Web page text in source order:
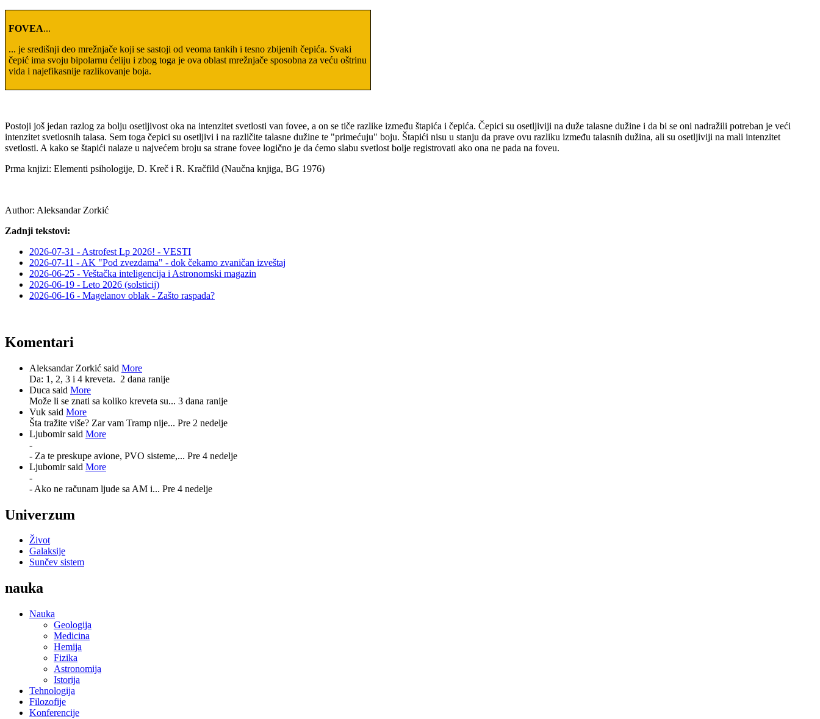
FOVEA...
... je središnji deo mrežnjače koji se sastoji od veoma tankih i tesno zbijenih čepića. Svaki
čepić ima svoju bipolarnu ćeliju i zbog toga je ova oblast mrežnjače sposobna za veću oštrinu
vida i najefikasnije razlikovanje boja.
Postoji još jedan razlog za bolju osetljivost oka na intenzitet svetlosti van fovee, a on se tiče razlike između štapića i čepića. Čepici su osetljiviji na duže talasne dužine i da bi se oni nadražili potreban je veći
intenzitet svetlosnih talasa. Sem toga čepici su osetljivi i na različite talasne dužine te "primećuju" boju. Štapići nisu u stanju da prave ovu razliku između talasnih dužina, ali su osetljiviji na mali intenzitet
svetlosti. A kako se štapići nalaze u najvećem broju sa strane fovee logično je da ćemo slabu svetlost bolje registrovati ako ona ne pada na foveu.
Prma knjizi: Elementi psihologije, D. Kreč i R. Kračfild (Naučna knjiga, BG 1976)
Author: Aleksandar Zorkić
Zadnji tekstovi:
2026-07-31 - Astrofest Lp 2026! - VESTI
2026-07-11 - AK "Pod zvezdama" - dok čekamo zvaničan izveštaj
2026-06-25 - Veštačka inteligencija i Astronomski magazin
2026-06-19 - Leto 2026 (solsticij)
2026-06-16 - Magelanov oblak - Zašto raspada?
Komentari
Aleksandar Zorkić said More
Da: 1, 2, 3 i 4 kreveta. 2 dana ranije
Duca said More
Može li se znati sa koliko kreveta su... 3 dana ranije
Vuk said More
Šta tražite više? Zar vam Tramp nije... Pre 2 nedelje
Ljubomir said More
-
- Za te preskupe avione, PVO sisteme,... Pre 4 nedelje
Ljubomir said More
-
- Ako ne računam ljude sa AM i... Pre 4 nedelje
Univerzum
Život
Galaksije
Sunčev sistem
nauka
Nauka
Geologija
Medicina
Hemija
Fizika
Astronomija
Istorija
Tehnologija
Filozofije
Konferencije